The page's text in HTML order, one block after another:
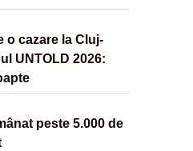
o cazare la Cluj-
UNTOLD 2026:
peste 5.000 de